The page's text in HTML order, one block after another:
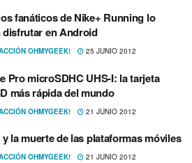
fanáticos de Nike+ Running lo
en Android
OHMYGEEK! 25 JUNIO 2012
Pro microSDHC UHS-I: la tarjeta
más rápida del mundo
OHMYGEEK! 21 JUNIO 2012
y la muerte de las plataformas móviles
OHMYGEEK! 21 JUNIO 2012